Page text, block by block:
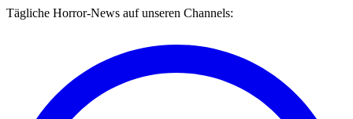
Tägliche Horror-News auf unseren Channels: